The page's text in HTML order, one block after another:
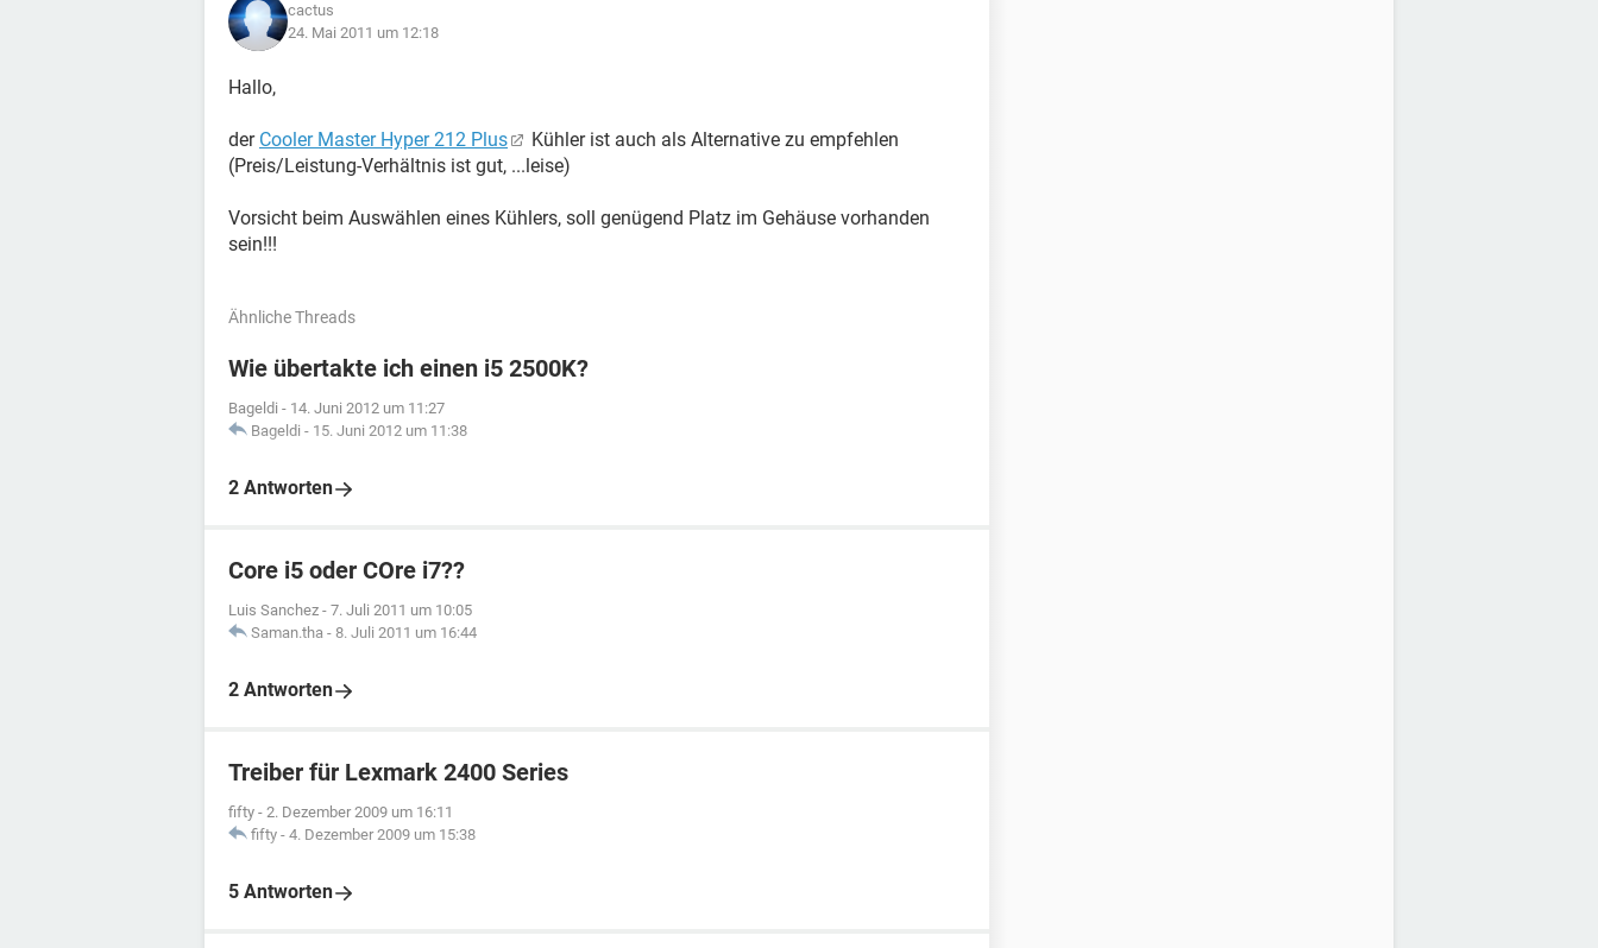
cactus
24. Mai 2011 um 12:18
Hallo,
der Cooler Master Hyper 212 Plus
Kühler ist auch als Alternative zu empfehlen
(Preis/Leistung-Verhältnis ist gut, ...leise)
Vorsicht beim Auswählen eines Kühlers, soll genügend Platz im Gehäuse vorhanden
sein!!!
Ähnliche Threads
Wie übertakte ich einen i5 2500K?
Bageldi - 14. Juni 2012 um 11:27
Bageldi - 15. Juni 2012 um 11:38
2 Antworten
Core i5 oder COre i7??
Luis Sanchez - 7. Juli 2011 um 10:05
Saman.tha - 8. Juli 2011 um 16:44
2 Antworten
Treiber für Lexmark 2400 Series
fifty - 2. Dezember 2009 um 16:11
fifty - 4. Dezember 2009 um 15:38
5 Antworten